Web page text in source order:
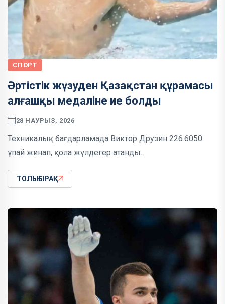
СПОРТ
Әртістік жүзуден Қазақстан құрамасы
алғашқы медаліне ие болды
28 НАУРЫЗ, 2026
Техникалық бағдарламада Виктор Друзин 226.6050
ұпай жинап, қола жүлдегер атанды.
ТОЛЫҒЫРАҚ